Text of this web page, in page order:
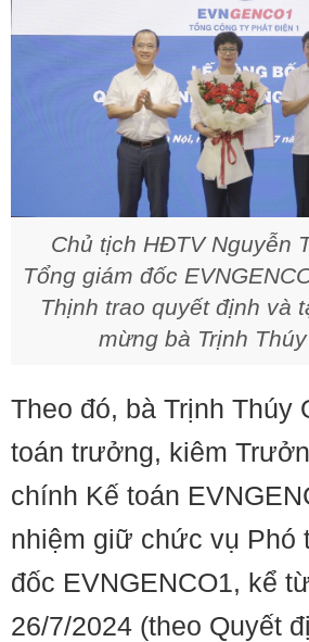
Chủ tịch HĐTV Nguyễn
Tổng giám đốc
Thịnh trao quyết định và
mừng bà Trịnh
Theo đó, bà Trịnh Thúy
toán trưởng, kiêm
chính Kế toán
nhiệm giữ chức vụ Phó
đốc EVNGENCO1, kể
26/7/2024 (theo Quyết